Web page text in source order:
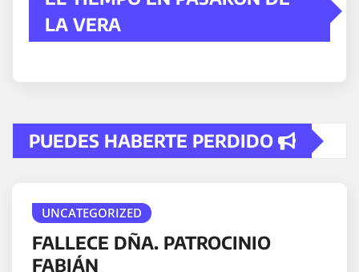
LA VERA
PUEDES HABERTE PERDIDO
UNCATEGORIZED
FALLECE DÑA. PATROCINIO
FABIÁN